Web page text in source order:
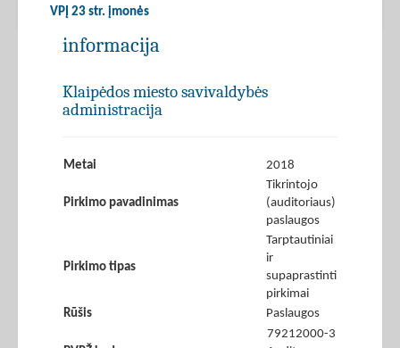
VPĮ 23 str. įmonės
informacija
Klaipėdos miesto savivaldybės
administracija
Metai 2018
Pirkimo pavadinimas
Tikrintojo
(auditoriaus)
paslaugos
Pirkimo tipas
Tarptautiniai
ir
supaprastinti
pirkimai
Rūšis
Paslaugos
79212000-3